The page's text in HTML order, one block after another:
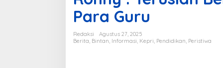
n
e
Para Guru
Redaksi
Agustus 27, 2025
Berita, Bintan, Informasi, Kepri, Pendidikan, Peristiwa